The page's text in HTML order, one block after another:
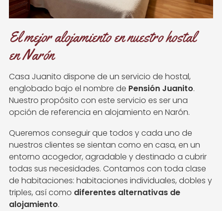
El mejor alojamiento en nuestro hostal
en Narón
Casa Juanito dispone de un servicio de hostal,
englobado bajo el nombre de Pensión Juanito.
Nuestro propósito con este servicio es ser una
opción de referencia en alojamiento en Narón.
Queremos conseguir que todos y cada uno de
nuestros clientes se sientan como en casa, en un
entorno acogedor, agradable y destinado a cubrir
todas sus necesidades. Contamos con toda clase
de habitaciones: habitaciones individuales, dobles y
triples, así como diferentes alternativas de
alojamiento.